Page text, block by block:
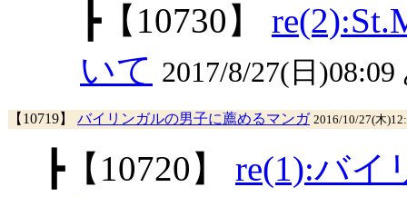
┣【10730】
いて 2017/8/27(日
【10719】 バイリンガルの男子に薦めるマンガ 2016/10/27(木
┣【10720】
re(1):バイ